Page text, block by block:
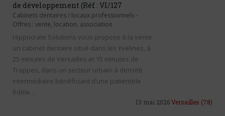
de développement (Réf : VI/127
Cabinets dentaires / locaux professionnels -
Offres : vente, location, association
Hippocrate Solutions vous propose à la vente
un cabinet dentaire situé dans les Yvelines, à
25 minutes de Versailles et 15 minutes de
Trappes, dans un secteur urbain à densité
intermédiaire bénéficiant d’une patientèle
fidèle…
13 mai 2026Versailles (78)